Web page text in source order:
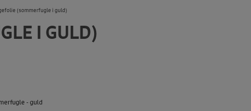
(sommerfugle i guld)
I GULD)
- guld